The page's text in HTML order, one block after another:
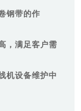
钢带的作
，满足客户需
机设备维护中